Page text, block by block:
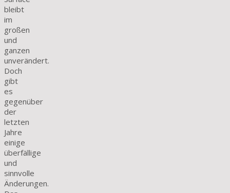
bleibt
im
großen
und
ganzen
unverändert.
Doch
gibt
es
gegenüber
der
letzten
Jahre
einige
überfällige
und
sinnvolle
Änderungen.